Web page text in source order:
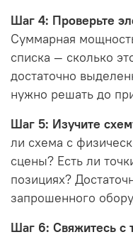
Шаг 4: Проверьте
Суммарная
списка — сколько
достаточно
нужно решать до
Шаг 5: Изучите
ли схема с
сцены? Есть ли
позициях?
запрошенного
Шаг 6: Свяжитесь с